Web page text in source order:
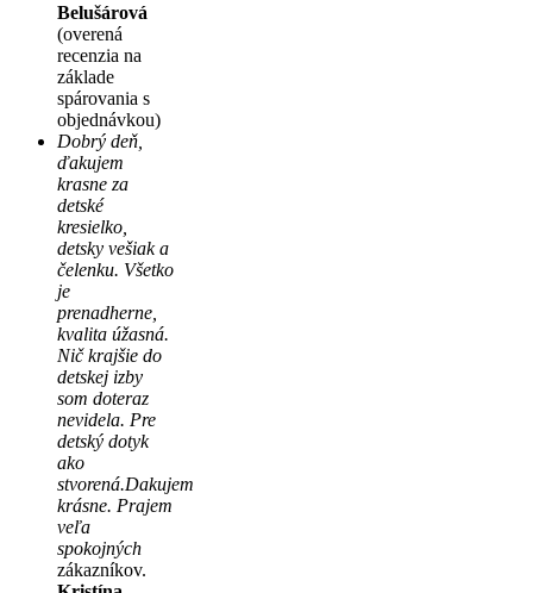
Belušárová
(overená
recenzia na
základe
spárovania s
objednávkou)
Dobrý deň,
ďakujem
krasne za
detské
kresielko,
detsky vešiak a
čelenku. Všetko
je
prenadherne,
kvalita úžasná.
Nič krajšie do
detskej izby
som doteraz
nevidela. Pre
detský dotyk
ako
stvorená.Dakujem
krásne. Prajem
veľa
spokojných
zákazníkov.